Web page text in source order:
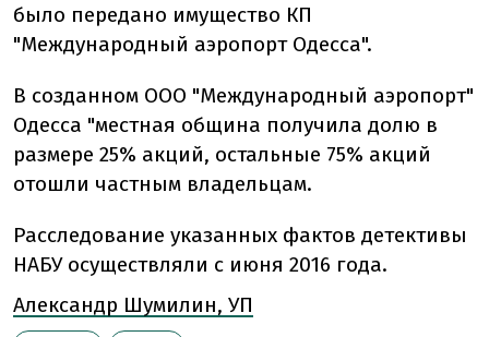
было передано имущество КП
"Международный аэропорт Одесса".
В созданном ООО "Международный аэропорт"
Одесса "местная община получила долю в
размере 25% акций, остальные 75% акций
отошли частным владельцам.
Расследование указанных фактов детективы
НАБУ осуществляли с июня 2016 года.
Александр Шумилин, УП